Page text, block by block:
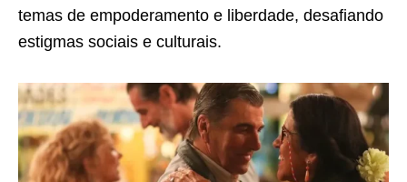
temas de empoderamento e liberdade, desafiando
estigmas sociais e culturais.